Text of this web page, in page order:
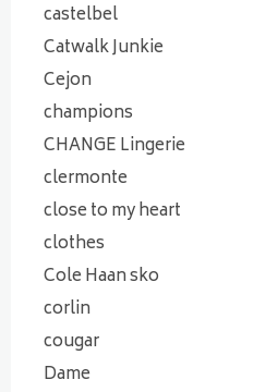
castelbel
Catwalk Junkie
Cejon
champions
CHANGE Lingerie
clermonte
close to my heart
clothes
Cole Haan sko
corlin
cougar
Dame